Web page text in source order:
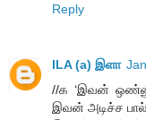
Reply
ILA (a) இளா
//க ‘இவன்
இவன் அடிச்ச பால்